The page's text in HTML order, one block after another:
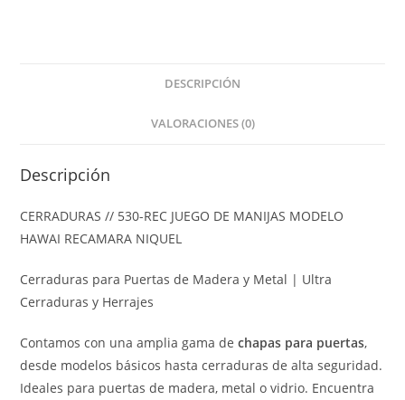
DESCRIPCIÓN
VALORACIONES (0)
Descripción
CERRADURAS // 530-REC JUEGO DE MANIJAS MODELO
HAWAI RECAMARA NIQUEL
Cerraduras para Puertas de Madera y Metal | Ultra
Cerraduras y Herrajes
Contamos con una amplia gama dechapas para puertas,
desde modelos básicos hasta cerraduras de alta seguridad.
Ideales para puertas de madera, metal o vidrio. Encuentra